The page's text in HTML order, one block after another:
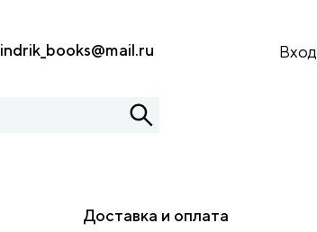
indrik_books@mail.ru Вход
Доставка и оплата